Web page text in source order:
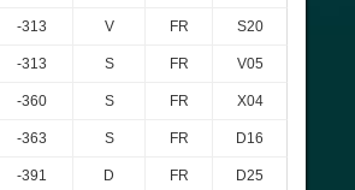
-313 V FR S20
-313 S FR V05
-360 S FR X04
-363 S FR D16
-391 D FR D25